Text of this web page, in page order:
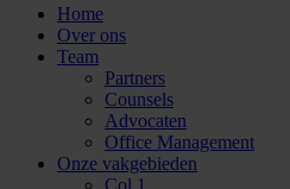
Menu
sluiten
Home
Over ons
Team
Partners
Counsels
Advocaten
Office Management
Onze vakgebieden
Col 1